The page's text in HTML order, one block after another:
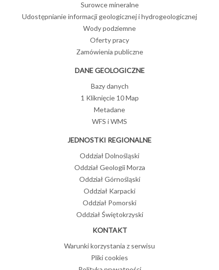
Surowce mineralne
Udostępnianie informacji geologicznej i hydrogeologicznej
Wody podziemne
Oferty pracy
Zamówienia publiczne
DANE GEOLOGICZNE
Bazy danych
1 Kliknięcie 10 Map
Metadane
WFS i WMS
JEDNOSTKI REGIONALNE
Oddział Dolnośląski
Oddział Geologii Morza
Oddział Górnośląski
Oddział Karpacki
Oddział Pomorski
Oddział Świętokrzyski
KONTAKT
Warunki korzystania z serwisu
Pliki cookies